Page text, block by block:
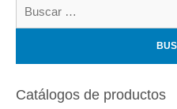
Catálogos de productos